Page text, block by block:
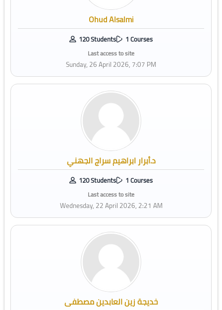
Ohud Alsalmi
120 Students 1 Courses
Last access to site
Sunday, 26 April 2026, 7:07 PM
د.أبرار ابراهيم سراج الجهني
120 Students 1 Courses
Last access to site
Wednesday, 22 April 2026, 2:21 AM
خديجة زين العابدين مصطفى